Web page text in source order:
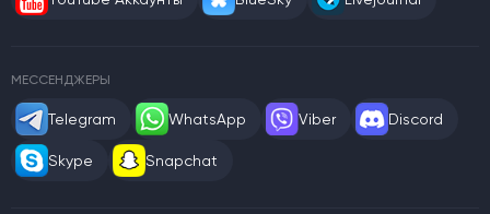
МЕССЕНДЖЕРЫ
Telegram WhatsApp Viber Discord
Skype Snapchat